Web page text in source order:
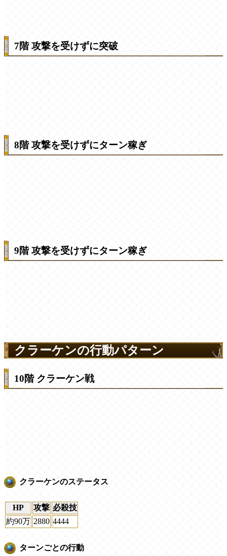
7階 攻撃を受けずに突破
8階 攻撃を受けずにターン稼ぎ
9階 攻撃を受けずにターン稼ぎ
クラーケンの行動パターン
10階 クラーケン戦
クラーケンのステータス
HP 攻撃 必殺技
約90万 2880 4444
ターンごとの行動